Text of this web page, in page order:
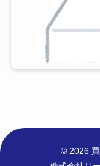
© 2026